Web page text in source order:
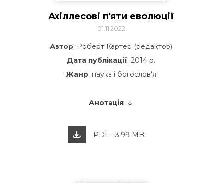
Ахіллесові п'яти еволюції
01.11.2022
Автор: Роберт Картер (редактор)
Дата публікації: 2014 р.
Жанр: наука і богослов'я
Анотація
PDF - 3.99 MB